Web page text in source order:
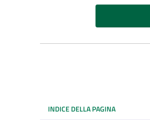
INDICE DELLA PAGINA